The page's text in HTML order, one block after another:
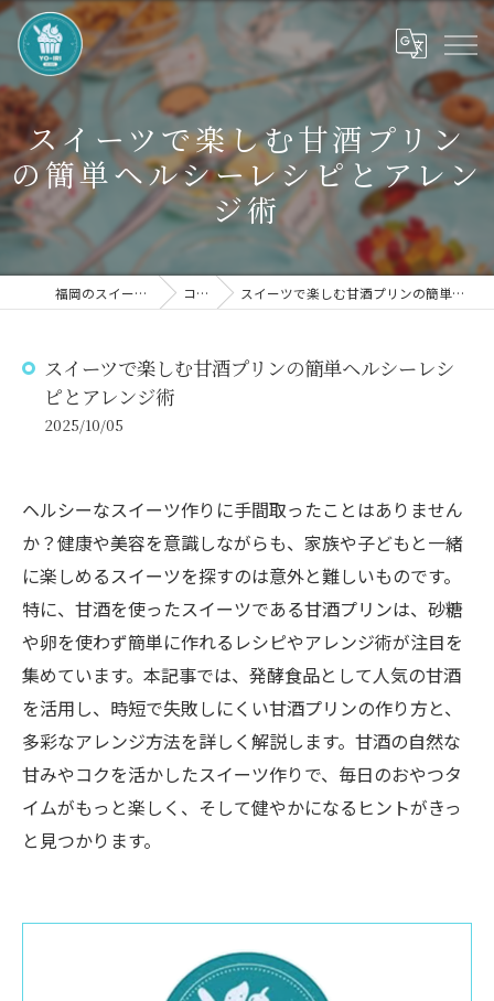
スイーツで楽しむ甘酒プリン
の簡単ヘルシーレシピとアレン
ジ術
福岡のスイーツならYO-IRI コラム スイーツで楽しむ甘酒プリンの簡単ヘルシーレシピとアレンジ術
スイーツで楽しむ甘酒プリンの簡単ヘルシーレシ
ピとアレンジ術
2025/10/05
ヘルシーなスイーツ作りに手間取ったことはありません
か？健康や美容を意識しながらも、家族や子どもと一緒
に楽しめるスイーツを探すのは意外と難しいものです。
特に、甘酒を使ったスイーツである甘酒プリンは、砂糖
や卵を使わず簡単に作れるレシピやアレンジ術が注目を
集めています。本記事では、発酵食品として人気の甘酒
を活用し、時短で失敗しにくい甘酒プリンの作り方と、
多彩なアレンジ方法を詳しく解説します。甘酒の自然な
甘みやコクを活かしたスイーツ作りで、毎日のおやつタ
イムがもっと楽しく、そして健やかになるヒントがきっ
と見つかります。